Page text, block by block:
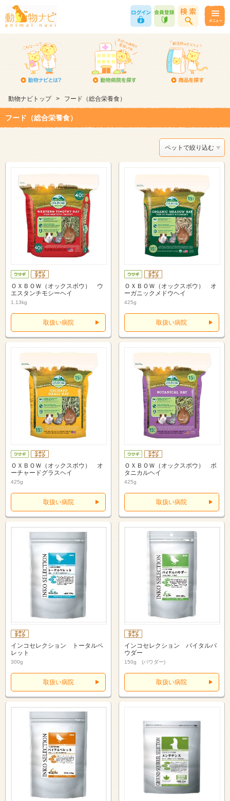
動物ナビトップ > フード（総合栄養食）
フード（総合栄養食）
ペットで絞り込む
ＯＸＢＯＷ（オックスボウ） ウ
エスタンチモシーヘイ
1.13kg
取扱い病院
ＯＸＢＯＷ（オックスボウ） オ
ーガニックメドウヘイ
425g
取扱い病院
ＯＸＢＯＷ（オックスボウ） オ
ーチャードグラスヘイ
425g
取扱い病院
ＯＸＢＯＷ（オックスボウ） ボ
タニカルヘイ
425g
取扱い病院
インコセレクション トータルペ
レット
300g
取扱い病院
インコセレクション バイタルパ
ウダー
150g (パウダー)
取扱い病院